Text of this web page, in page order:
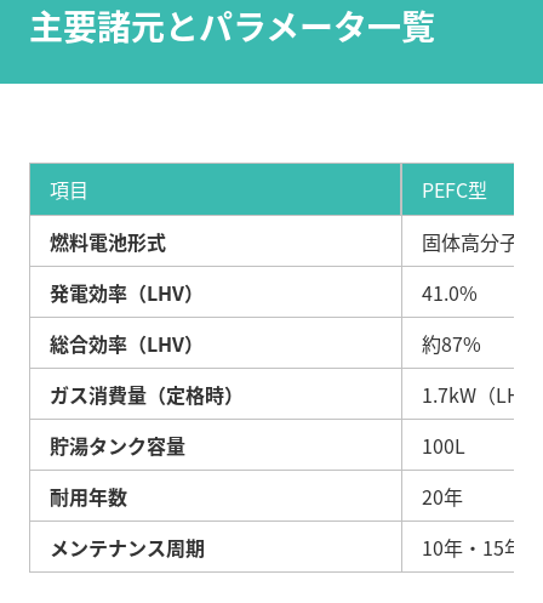
主要諸元とパラメータ一覧
項目
PEFC型
燃料電池形式
固体高分子形
発電効率（LHV）
41.0%
総合効率（LHV）
約87%
ガス消費量（定格時）
1.7kW（LHV
貯湯タンク容量
100L
耐用年数
20年
メンテナンス周期
10年・15年